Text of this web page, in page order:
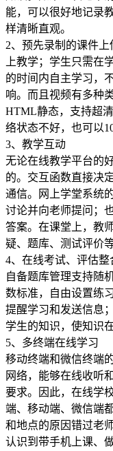
能，可以很好地记录
样清晰直观。
2、预先录制的课件
上教学；学生只需在
的时间内自主学习，
响。而且视频有多种
HTML静态，支持超
络状态不好，也可以
3、教学互动
无论在线教学平台的
的。交互函数直接决
通信。网上学堂系统
讨论并向老师提问；
答案。在课堂上，教
疑、题库、测试评价
4、在线考试、评估整
自备题库管理支持随
数标准，自由设置练
提醒学习和发送信息
学生的知识，使知识
5、多终端在线学习
移动终端和微信终端
网络，能够在线收听
要求。因此，在线学
端、移动端、微信端
和地点的原因错过老
认识到带手机上课、